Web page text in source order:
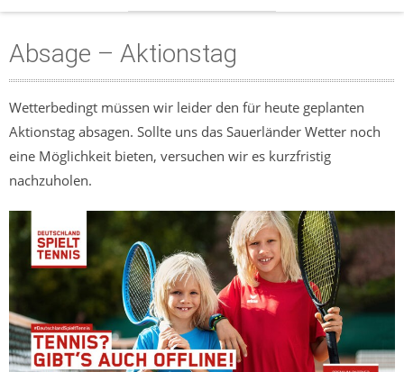
Absage – Aktionstag
Wetterbedingt müssen wir leider den für heute geplanten
Aktionstag absagen. Sollte uns das Sauerländer Wetter noch
eine Möglichkeit bieten, versuchen wir es kurzfristig
nachzuholen.